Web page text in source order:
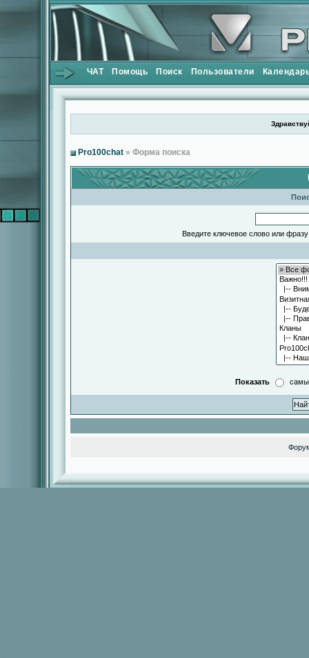
ЧАТ Помощь Поиск Пользователи
Pro100chat » Форма поиска
Введите ключевое слово или
Показать